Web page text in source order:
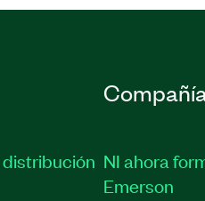
Compañía
NI ahora
Emerson